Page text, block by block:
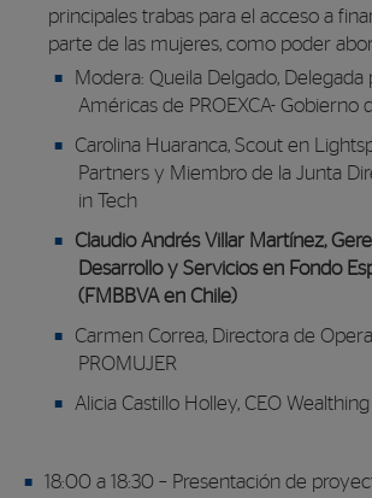
principales trabas para el acceso a
parte de las mujeres, como poder
Modera: Queila Delgado, Delegada
Américas de PROEXCA- Gobierno
Carolina Huaranca, Scout en
Partners y Miembro de la Junta
in Tech
Claudio Andrés Villar Martínez,
Desarrollo y Servicios en Fondo
(FMBBVA en Chile)
Carmen Correa, Directora de
PROMUJER
Alicia Castillo Holley, CEO
18:00 a 18:30 – Presentación de